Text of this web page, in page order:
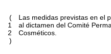
(
1
2
)
Las medidas previstas en el
al dictamen del Comité
Cosméticos.